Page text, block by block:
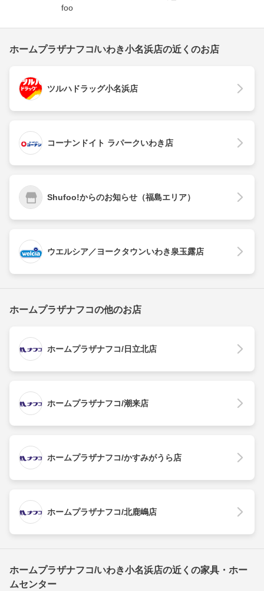
foo
ホームプラザナフコ/いわき小名浜店の近くのお店
ツルハドラッグ小名浜店
コーナンドイト ラパークいわき店
Shufoo!からのお知らせ（福島エリア）
ウエルシア／ヨークタウンいわき泉玉露店
ホームプラザナフコの他のお店
ホームプラザナフコ/日立北店
ホームプラザナフコ/潮来店
ホームプラザナフコ/かすみがうら店
ホームプラザナフコ/北鹿嶋店
ホームプラザナフコ/いわき小名浜店の近くの家具・ホー
ムセンター